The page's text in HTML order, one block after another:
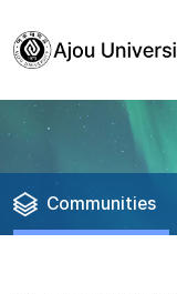
Communities